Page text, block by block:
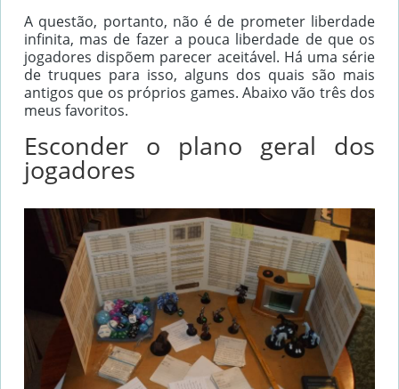
A questão, portanto, não é de prometer liberdade
infinita, mas de fazer a pouca liberdade de que os
jogadores dispõem parecer aceitável. Há uma série
de truques para isso, alguns dos quais são mais
antigos que os próprios games. Abaixo vão três dos
meus favoritos.
Esconder o plano geral dos
jogadores